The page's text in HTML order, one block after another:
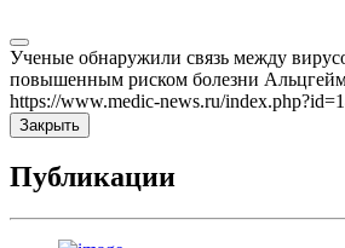
Ученые обнаружили связь между
повышенным риском болезни
https://www.medic-news.ru/
Закрыть
Публикации